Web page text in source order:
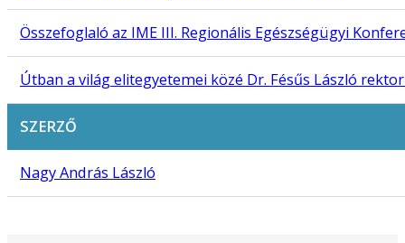
Összefoglaló az IME III. Regionális Egészségügyi
Útban a világ elitegyetemei közé Dr. Fésűs László
SZERZŐ
Nagy András László